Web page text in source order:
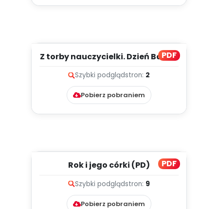
PDF
Z torby nauczycielki. Dzień Babci i
Szybki podglądstron: 2
Pobierz pobraniem
PDF
Rok i jego córki (PD)
Szybki podglądstron: 9
Pobierz pobraniem